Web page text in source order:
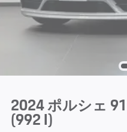
2024 ポルシェ
(992 I)